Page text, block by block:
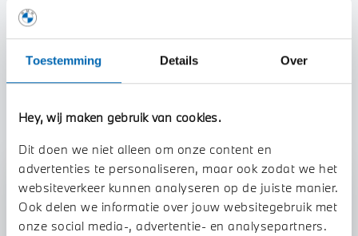
Toestemming Details Over
Hey, wij maken gebruik van cookies.
Dit doen we niet alleen om onze content en
advertenties te personaliseren, maar ook zodat we het
websiteverkeer kunnen analyseren op de juiste manier.
Ook delen we informatie over jouw websitegebruik met
onze social media-, advertentie- en analysepartners.
Stap 1 van 3
Uw auto inruilen?
Btw/Marge
Toon alle eigenschappen